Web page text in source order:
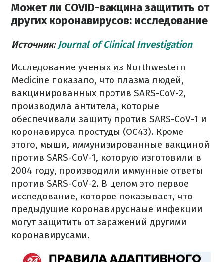
Может ли COVID-вакцина защитить от
других коронавирусов: исследование
Источник: Journal of Clinical Investigation
Исследование ученых из Northwestern
Medicine показало, что плазма людей,
вакцинированных против SARS-CoV-2,
производила антитела, которые
обеспечивали защиту против SARS-CoV-1 и
коронавируса простуды (OC43). Кроме
этого, мыши, иммунизированные вакциной
против SARS-CoV-1, которую изготовили в
2004 году, производили иммунные ответы
против SARS-CoV-2. В целом это первое
исследование, которое показывает, что
предыдущие коронавируснаые инфекции
могут защитить от заражений другими
коронавирусами.